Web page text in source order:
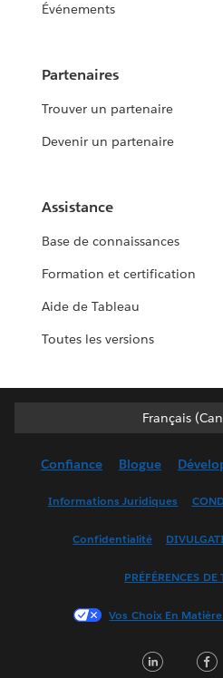
Événements
Partenaires
Trouver un partenaire
Devenir un partenaire
Assistance
Base de connaissances
Formation et certification
Aide de Tableau
Toutes les versions
Français
Français
English
Français
한국어
Confiance Blogue
Informations Juridiques
Confidentialité
PRÉFÉRENCES
Vos Choix En